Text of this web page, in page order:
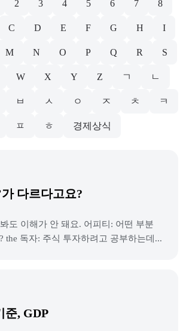
2 3 4 5 6 7 8
C D E F G H I
M N O P Q R S
W X Y Z ㄱ ㄴ
ㅂ ㅅ ㅇ ㅈ ㅊ ㅋ
ㅍ ㅎ 경제상식
가 다르다고요?
도 이해가 안 돼요. 어피티: 어떤 부분
the 독자: 주식 투자하려고 공부하는데...
준, GDP